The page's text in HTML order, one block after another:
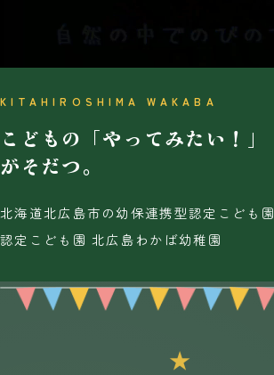
KITAHIROSHIMA WAKABA
こどもの「やってみたい！」
がそだつ。
北海道北広島市の幼保連携型認定こども園
認定こども園 北広島わかば幼稚園